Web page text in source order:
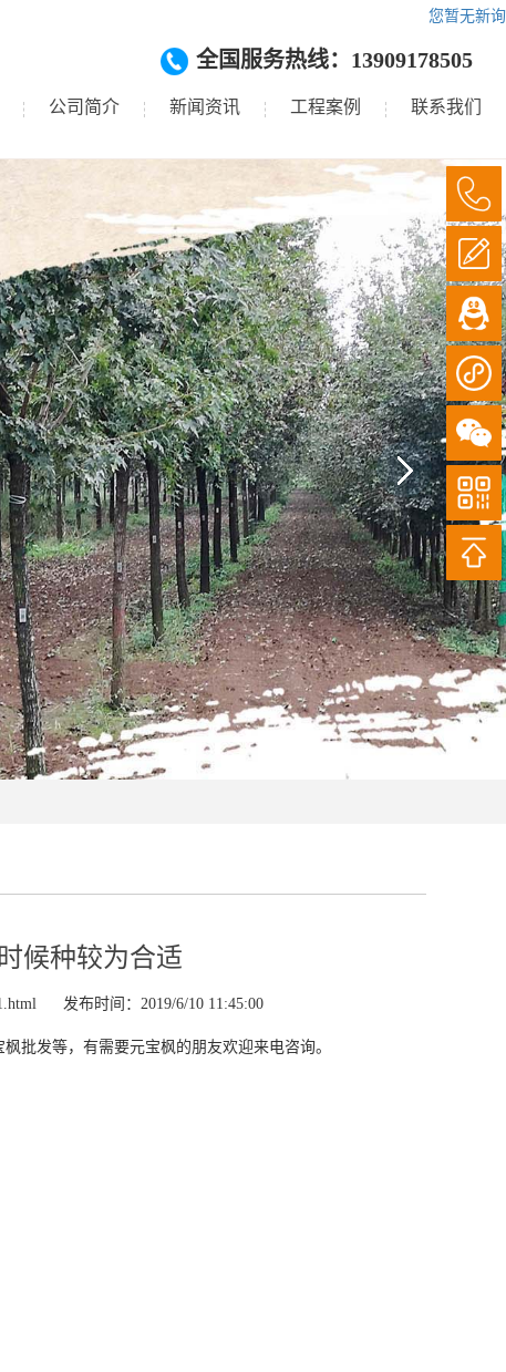
您暂无新
公司简介 新闻资讯 工程案例 联系我们
全国服务热线：13909178505
候种较为合适
发布时间：2019/6/10 11:45:00
批发等，有需要元宝枫的朋友欢迎来电咨询。